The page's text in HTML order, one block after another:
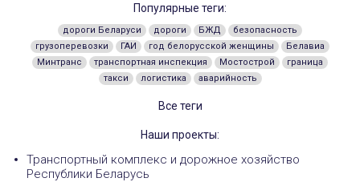
Популярные теги:
дороги Беларуси дороги БЖД
безопасность
грузоперевозки
ГАИ год белорусской женщины
Белавиа
Минтранс
транспортная инспекция Мостострой
граница
такси
логистика аварийность
Все теги
Наши проекты:
Транспортный комплекс и дорожное хозяйство
Республики Беларусь